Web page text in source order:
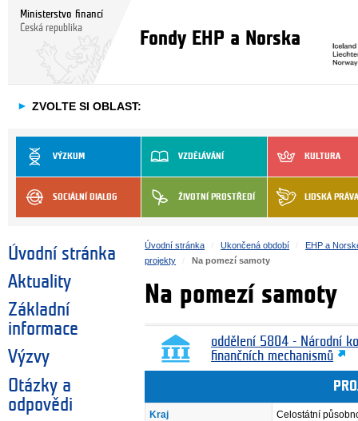
Ministerstvo financí
Česká republika
Fondy EHP a Norska
► ZVOLTE SI OBLAST:
VÝZKUM VZDĚLÁVÁNÍ KULTURA
SOCIÁLNÍ DIALOG ŽIVOTNÍ PROSTŘEDÍ LIDSKÁ PRÁVA
Úvodní stránka
Aktuality
Základní
informace
Výzvy
Otázky a
odpovědi
Úvodní stránka Ukončená období
EHP a
projekty
Na pomezí samoty
Na pomezí samoty
oddělení 5804 - Národní
finančních mechanismů
Kraj Celostátní